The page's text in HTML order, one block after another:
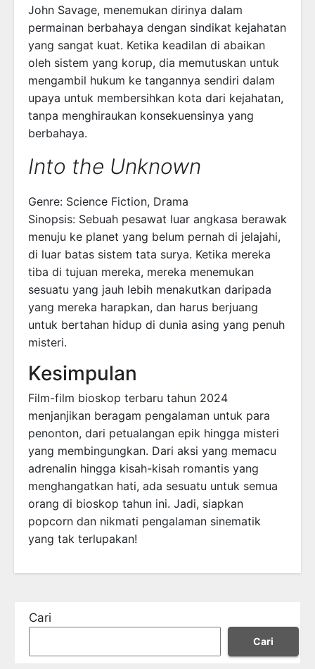
John Savage, menemukan dirinya dalam
permainan berbahaya dengan sindikat kejahatan
yang sangat kuat. Ketika keadilan di abaikan
oleh sistem yang korup, dia memutuskan untuk
mengambil hukum ke tangannya sendiri dalam
upaya untuk membersihkan kota dari kejahatan,
tanpa menghiraukan konsekuensinya yang
berbahaya.
Into the Unknown
Genre: Science Fiction, Drama
Sinopsis: Sebuah pesawat luar angkasa berawak
menuju ke planet yang belum pernah di jelajahi,
di luar batas sistem tata surya. Ketika mereka
tiba di tujuan mereka, mereka menemukan
sesuatu yang jauh lebih menakutkan daripada
yang mereka harapkan, dan harus berjuang
untuk bertahan hidup di dunia asing yang penuh
misteri.
Kesimpulan
Film-film bioskop terbaru tahun 2024
menjanjikan beragam pengalaman untuk para
penonton, dari petualangan epik hingga misteri
yang membingungkan. Dari aksi yang memacu
adrenalin hingga kisah-kisah romantis yang
menghangatkan hati, ada sesuatu untuk semua
orang di bioskop tahun ini. Jadi, siapkan
popcorn dan nikmati pengalaman sinematik
yang tak terlupakan!
Cari
Cari